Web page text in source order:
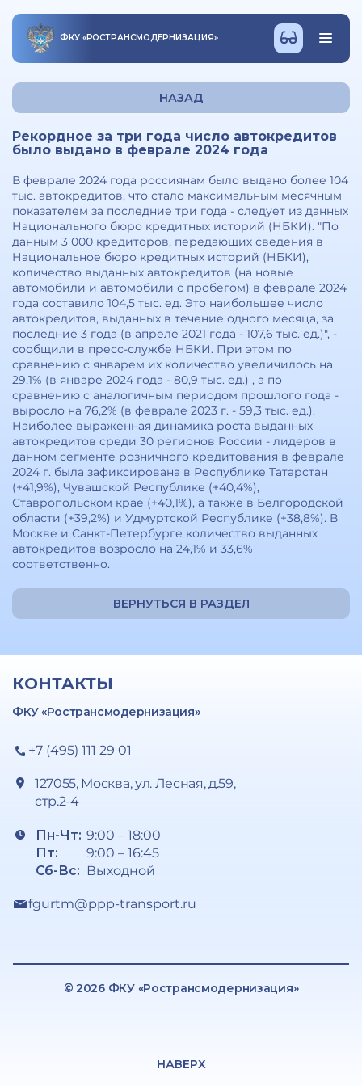
ФКУ «РОСТРАНСМОДЕРНИЗАЦИЯ»
НАЗАД
Рекордное за три года число автокредитов
было выдано в феврале 2024 года
В феврале 2024 года россиянам было выдано более 104
тыс. автокредитов, что стало максимальным месячным
показателем за последние три года - следует из данных
Национального бюро кредитных историй (НБКИ). "По
данным 3 000 кредиторов, передающих сведения в
Национальное бюро кредитных историй (НБКИ),
количество выданных автокредитов (на новые
автомобили и автомобили с пробегом) в феврале 2024
года составило 104,5 тыс. ед. Это наибольшее число
автокредитов, выданных в течение одного месяца, за
последние 3 года (в апреле 2021 года - 107,6 тыс. ед.)", -
сообщили в пресс-службе НБКИ. При этом по
сравнению с январем их количество увеличилось на
29,1% (в январе 2024 года - 80,9 тыс. ед.) , а по
сравнению с аналогичным периодом прошлого года -
выросло на 76,2% (в феврале 2023 г. - 59,3 тыс. ед.).
Наиболее выраженная динамика роста выданных
автокредитов среди 30 регионов России - лидеров в
данном сегменте розничного кредитования в феврале
2024 г. была зафиксирована в Республике Татарстан
(+41,9%), Чувашской Республике (+40,4%),
Ставропольском крае (+40,1%), а также в Белгородской
области (+39,2%) и Удмуртской Республике (+38,8%). В
Москве и Санкт-Петербурге количество выданных
автокредитов возросло на 24,1% и 33,6%
соответственно.
ВЕРНУТЬСЯ В РАЗДЕЛ
КОНТАКТЫ
ФКУ «Ространсмодернизация»
+7 (495) 111 29 01
127055, Москва, ул. Лесная, д.59,
стр.2-4
Пн-Чт:
Пт:
Сб-Вс:
9:00 – 18:00
9:00 – 16:45
Выходной
fgurtm@ppp-transport.ru
© 2026 ФКУ «Ространсмодернизация»
НАВЕРХ